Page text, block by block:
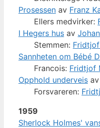
Prosessen av Franz
Ellers medvirker:
I Hegers hus av
Stemmen:
Sannheten om Bébé
Francois: Fridtjof
Opphold underveis av
Forsvareren:
1959
Sherlock Holmes'